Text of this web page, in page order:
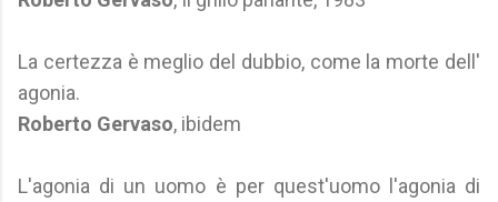
La certezza è meglio del dubbio, come la morte dell'
agonia.
Roberto Gervaso, ibidem
L'agonia di un uomo è per quest'uomo l'agonia di